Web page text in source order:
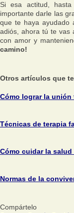
Si esa actitud,
importante darle las
que te haya ayudado
adiós, ahora tú te vas
con amor y
camino!
Otros artículos que
Cómo lograr la unión
Técnicas de terapia
Cómo cuidar la salud
Normas de la
Compártelo